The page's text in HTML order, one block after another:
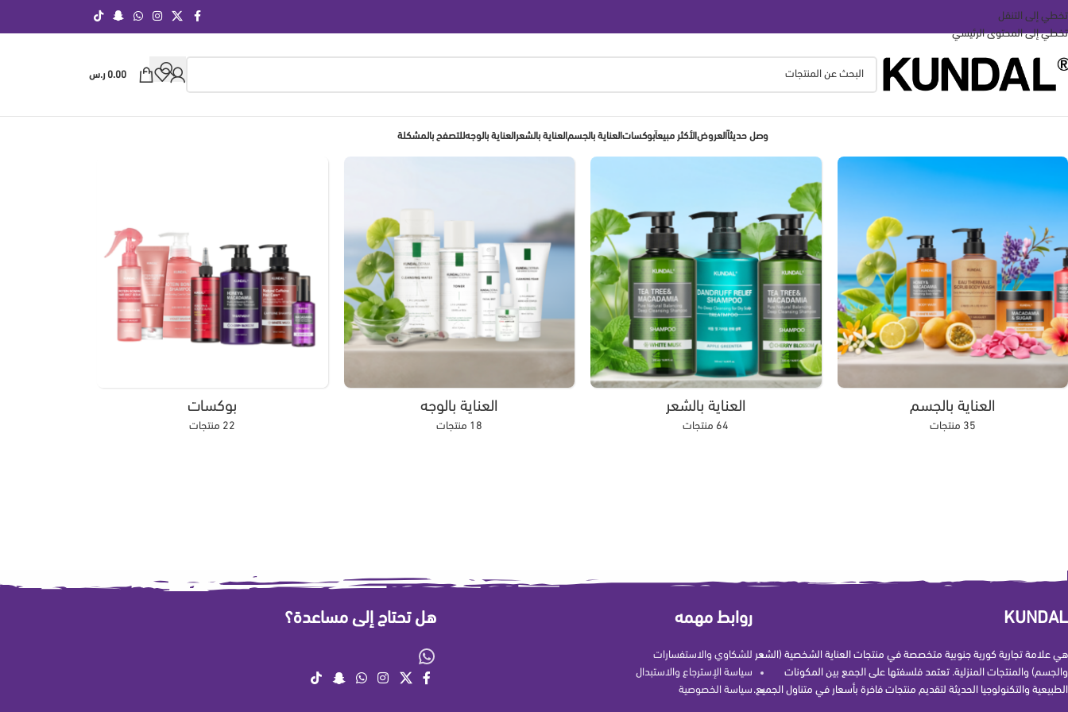
تخطي إلى التنقل
تخطي إلى المحتوى الرئيسي
0.00 ر.س
وصل حديثاً العروض الأكثر مبيعاَبوكسات العناية بالجسم العناية بالشعر العناية بالوجهللتصفح بالمشكلة
العناية بالجسم
35 منتجات
العناية بالشعر
64 منتجات
العناية بالوجه
18 منتجات
بوكسات
22 منتجات
KUNDAL
هي علامة تجارية كورية جنوبية متخصصة في منتجات العناية الشخصية (الشعر
والجسم) والمنتجات المنزلية. تعتمد فلسفتها على الجمع بين المكونات
الطبيعية والتكنولوجيا الحديثة لتقديم منتجات فاخرة بأسعار في متناول الجميع.
روابط مهمه
للشكاوي والاستفسارات
سياسة الإسترجاع والاستبدال
سياسة الخصوصية
هل تحتاج إلى مساعدة؟